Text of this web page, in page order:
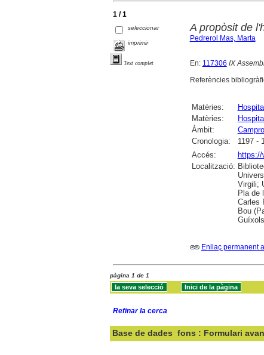
1 / 1
seleccionar
imprimir
Text complet
A propòsit de
Pedrerol Mas, Marta
En: 117306 IX
Referències
Matèries:
Matèries:
Àmbit:
Cronologia:
1197 -
Accés:
https://
Localització:
Virgili;
Pla de
Carles
Bou
Enllaç permanent
pàgina 1 de 1
Refinar la cerca
Base de dades fons : Formulari